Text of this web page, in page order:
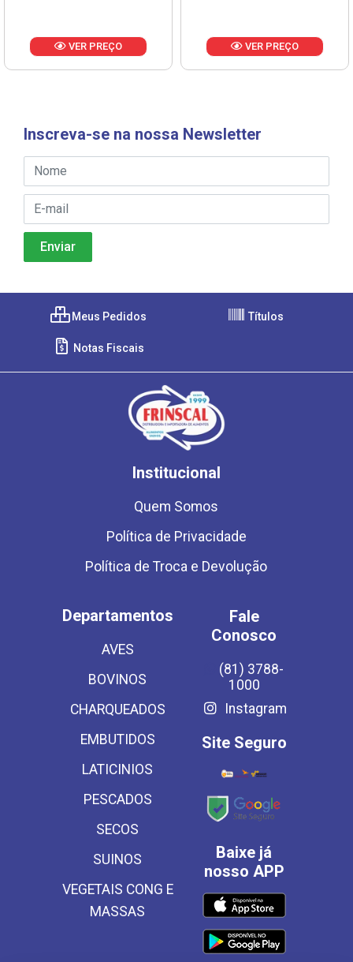
VER PREÇO VER PREÇO
Inscreva-se na nossa Newsletter
Meus Pedidos Títulos
Notas Fiscais
Institucional
Quem Somos
Política de Privacidade
Política de Troca e Devolução
Departamentos
AVES
BOVINOS
CHARQUEADOS
EMBUTIDOS
LATICINIOS
PESCADOS
SECOS
SUINOS
VEGETAIS CONG E
MASSAS
Fale
Conosco
(81) 3788-
1000
Instagram
Site Seguro
Baixe já
nosso APP